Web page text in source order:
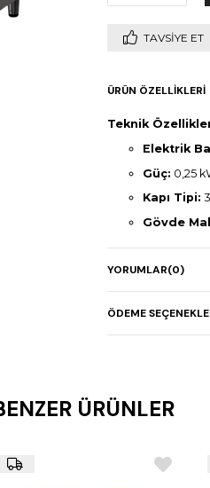
TAVSIYE ET
ÜRÜN ÖZELLIKLERI
Teknik
Elektrik
Güç: 0,25
Kapı Tipi:
Gövde
Yalıtım:50
Boyutlar
Ayaklar:
Ek
sessiz
YORUMLAR(0)
ÖDEME
ÜRÜNLER